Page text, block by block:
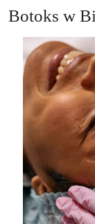
Botoks w